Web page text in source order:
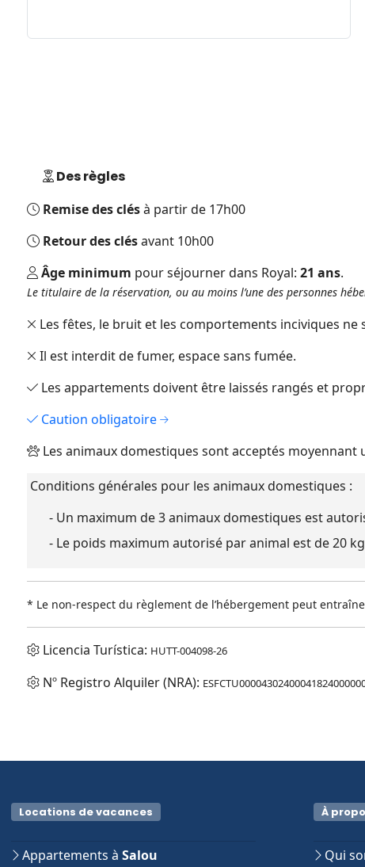
Des règles
Remise des clésà partir de 17h00
Retour des clésavant 10h00
Âge minimum pour séjourner dans Royal: 21 ans.
Le titulaire de la réservation, ou au moins l’une des personnes
Les fêtes, le bruit et les comportements inciviques ne
Il est interdit de fumer, espace sans fumée.
Les appartements doivent être laissés rangés et
Caution obligatoire
Les animaux domestiques sont acceptés
Conditions générales pour les animaux domestiques :
- Un maximum de 3 animaux domestiques est
- Le poids maximum autorisé par animal est de 20
* Le non-respect du règlement de l’hébergement peut
Licencia Turística: HUTT-004098-26
Nº Registro Alquiler (NRA):
Locations de vacances
Appartements à Salou
À
Qui